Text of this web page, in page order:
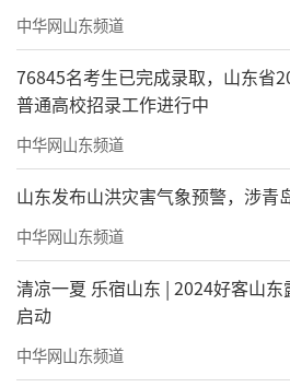
中华网山东频道
76845名考生已完成录取，山东省
普通高校招录工作进行中
中华网山东频道
山东发布山洪灾害气象预警，涉青
中华网山东频道
清凉一夏 乐宿山东 | 2024好客山东
启动
中华网山东频道